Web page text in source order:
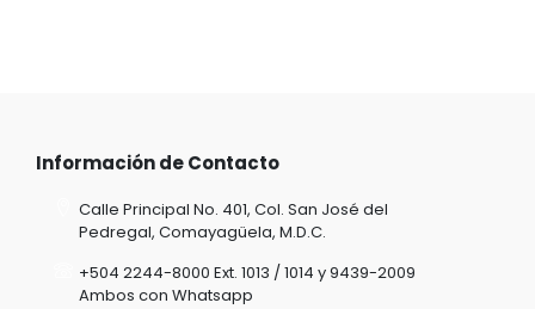
Información de Contacto
Calle Principal No. 401, Col. San José del
Pedregal, Comayagüela, M.D.C.
+504 2244-8000 Ext. 1013 / 1014 y 9439-2009
Ambos con Whatsapp